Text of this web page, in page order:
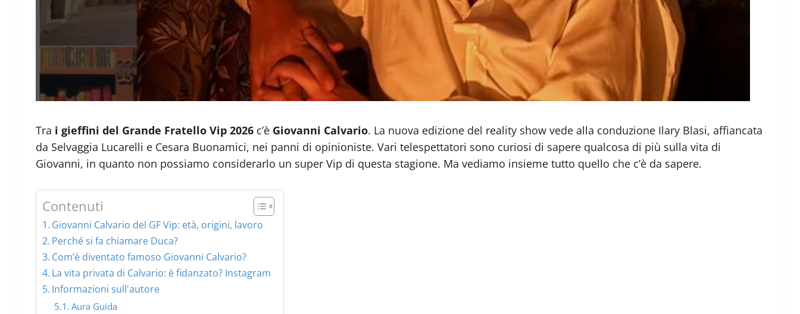
Tra i gieffini del Grande Fratello Vip 2026 c’è Giovanni Calvario. La nuova edizione del reality show vede alla conduzione Ilary Blasi, affiancata
da Selvaggia Lucarelli e Cesara Buonamici, nei panni di opinioniste. Vari telespettatori sono curiosi di sapere qualcosa di più sulla vita di
Giovanni, in quanto non possiamo considerarlo un super Vip di questa stagione. Ma vediamo insieme tutto quello che c’è da sapere.
Contenuti
Giovanni Calvario del GF Vip: età, origini, lavoro
Perché si fa chiamare Duca?
Com’è diventato famoso Giovanni Calvario?
La vita privata di Calvario: è fidanzato? Instagram
Informazioni sull'autore
Aura Guida